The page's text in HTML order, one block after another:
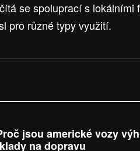
se spoluprací s lokálními
pro různé typy využití.
jsou americké vozy
na dopravu